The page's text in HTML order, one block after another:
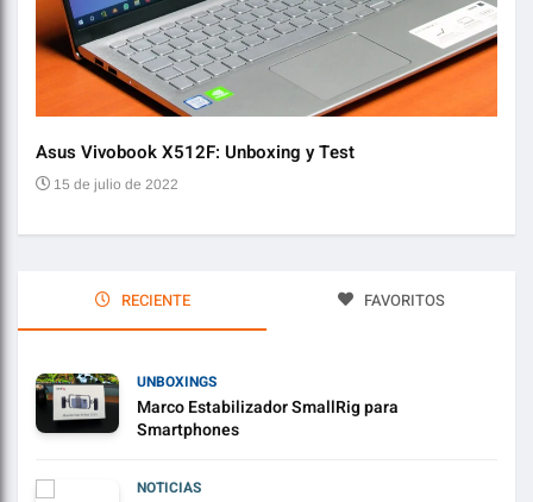
Asus Vivobook X512F: Unboxing y Test
15 de julio de 2022
RECIENTE FAVORITOS
UNBOXINGS
Marco Estabilizador SmallRig para
Smartphones
NOTICIAS